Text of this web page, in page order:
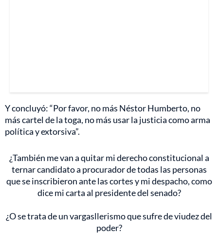
Y concluyó: “Por favor, no más Néstor Humberto, no
más cartel de la toga, no más usar la justicia como arma
política y extorsiva”.
¿También me van a quitar mi derecho constitucional a
ternar candidato a procurador de todas las personas
que se inscribieron ante las cortes y mi despacho, como
dice mi carta al presidente del senado?
¿O se trata de un vargasllerismo que sufre de viudez del
poder?